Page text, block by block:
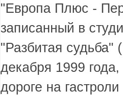
"Европа Плюс -
записанный в
"Разбитая судьба"
декабря 1999
дороге на